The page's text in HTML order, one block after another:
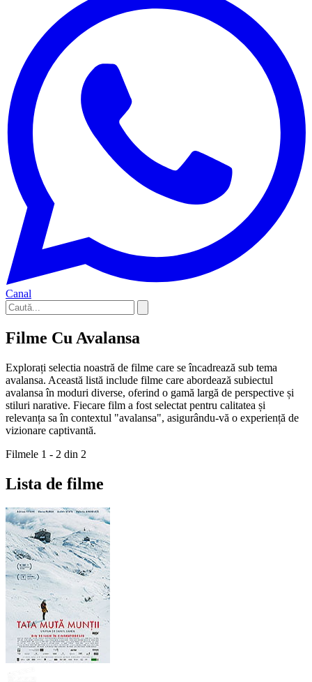
Canal
Filme Cu Avalansa
Explorați selectia noastră de filme care se încadrează sub tema
avalansa. Această listă include filme care abordează subiectul
avalansa în moduri diverse, oferind o gamă largă de perspective și
stiluri narative. Fiecare film a fost selectat pentru calitatea și
relevanța sa în contextul "avalansa", asigurându-vă o experiență de
vizionare captivantă.
Filmele 1 - 2 din 2
Lista de filme